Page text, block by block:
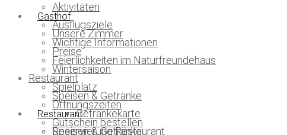
Gasthof
Unsere Zimmer
Preise
Wintersaison
Spielplatz
Öffnungszeiten
Gutschein bestellen
Restaurant
Speisen & Getränke
Aktivitäten
Ausflugsziele
Wichtige Informationen
Feierlichkeiten im Naturfreundehaus
Restaurant
Speisen & Getränke
Getränkekarte
Reservierung Restaurant